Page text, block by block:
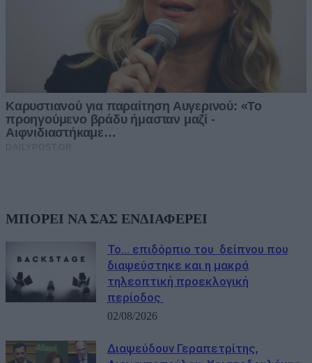
ΜΠΟΡΕΙ ΝΑ ΣΑΣ ΕΝΔΙΑΦΕΡΕΙ
Το… επιδόρπιο του δείπνου που
διαψεύστηκε και η μακρά
τηλεοπτική προεκλογική
περίοδος
02/08/2026
Διαψεύδουν Γεραπετρίτης,